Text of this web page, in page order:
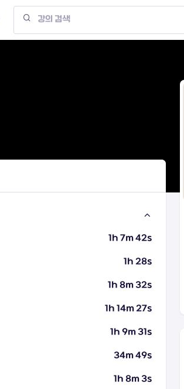
1h 7m 42s
1h 28s
1h 8m 32s
1h 14m 27s
1h 9m 31s
34m 49s
1h 8m 3s